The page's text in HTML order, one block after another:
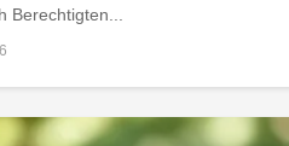
Berechtigten...